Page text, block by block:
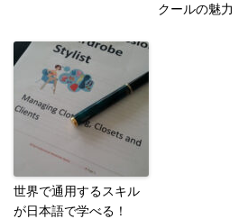
クールの魅力
世界で通用するスキル
が日本語で学べる！